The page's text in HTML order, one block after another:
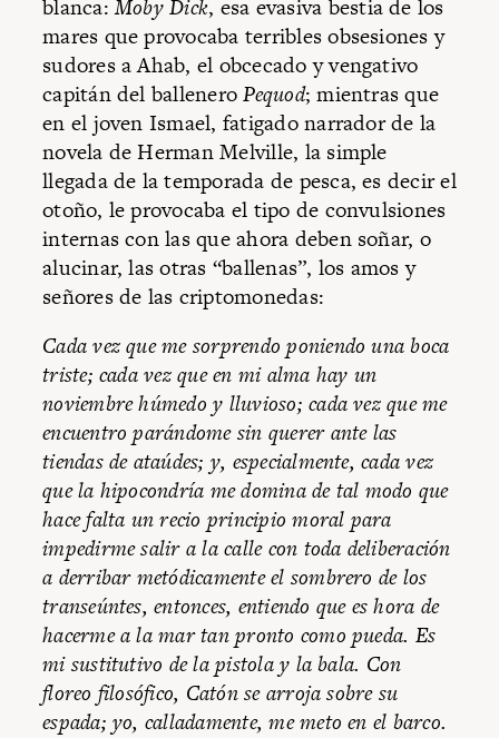
blanca:Moby Dick, esa evasiva bestia de los
mares que provocaba terribles obsesiones y
sudores a Ahab, el obcecado y vengativo
capitán del balleneroPequod; mientras que
en el joven Ismael, fatigado narrador de la
novela de Herman Melville, la simple
llegada de la temporada de pesca, es decir el
otoño, le provocaba el tipo de convulsiones
internas con las que ahora deben soñar, o
alucinar, las otras “ballenas”, los amos y
señores de las criptomonedas:
Cada vez que me sorprendo poniendo una boca
triste; cada vez que en mi alma hay un
noviembre húmedo y lluvioso; cada vez que me
encuentro parándome sin querer ante las
tiendas de ataúdes; y, especialmente, cada vez
que la hipocondría me domina de tal modo que
hace falta un recio principio moral para
impedirme salir a la calle con toda deliberación
a derribar metódicamente el sombrero de los
transeúntes, entonces, entiendo que es hora de
hacerme a la mar tan pronto como pueda. Es
mi sustitutivo de la pistola y la bala. Con
floreo filosófico, Catón se arroja sobre su
espada; yo, calladamente, me meto en el barco.